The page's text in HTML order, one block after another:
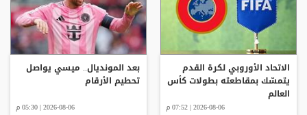
الاتحاد الأوروبي لكرة القدم
يتمسّك بمقاطعته بطولات كأس
العالم
2026-08-06 | 07:52 م
بعد المونديال.. ميسي يواصل
تحطيم الأرقام
2026-08-06 | 05:30 م